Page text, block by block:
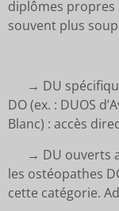
diplômes propres
souvent plus
→ DU
DO (ex. : DUOS
Blanc) : accès
→ DU ouverts
les ostéopathes
cette catégorie.